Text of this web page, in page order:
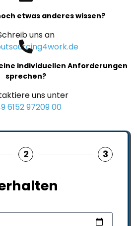
etwas anderes wissen?
uns an
individuellen Anforderungen
sprechen?
uns unter
6152 97209 00
2 3